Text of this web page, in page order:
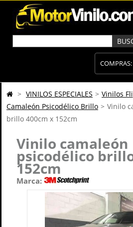
COMPRAS:
> VINILOS ESPECIALES > Vinilos
Camaleón Psicodélico Brillo > Vinilo
brillo 400cm x 152cm
Vinilo camaleón
psicodélico
152cm
Marca: